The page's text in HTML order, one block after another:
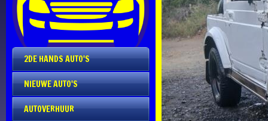
2DE HANDS AUTO'S
NIEUWE AUTO'S
AUTOVERHUUR